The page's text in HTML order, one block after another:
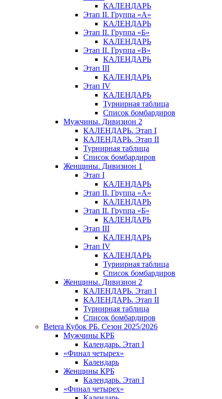
КАЛЕНДАРЬ
Этап II. Группа «А»
КАЛЕНДАРЬ
Этап II. Группа «Б»
КАЛЕНДАРЬ
Этап II. Группа «В»
КАЛЕНДАРЬ
Этап III
КАЛЕНДАРЬ
Этап IV
КАЛЕНДАРЬ
Турнирная таблица
Список бомбардиров
Мужчины. Дивизион 2
КАЛЕНДАРЬ. Этап I
КАЛЕНДАРЬ. Этап II
Турнирная таблица
Список бомбардиров
Женщины. Дивизион 1
Этап I
КАЛЕНДАРЬ
Этап II. Группа «А»
КАЛЕНДАРЬ
Этап II. Группа «Б»
КАЛЕНДАРЬ
Этап III
КАЛЕНДАРЬ
Этап IV
КАЛЕНДАРЬ
Турнирная таблица
Список бомбардиров
Женщины. Дивизион 2
КАЛЕНДАРЬ. Этап I
КАЛЕНДАРЬ. Этап II
Турнирная таблица
Список бомбардиров
Betera Кубок РБ. Сезон 2025/2026
Мужчины КРБ
Календарь. Этап I
«Финал четырех»
Календарь
Женщины КРБ
Календарь. Этап I
«Финал четырех»